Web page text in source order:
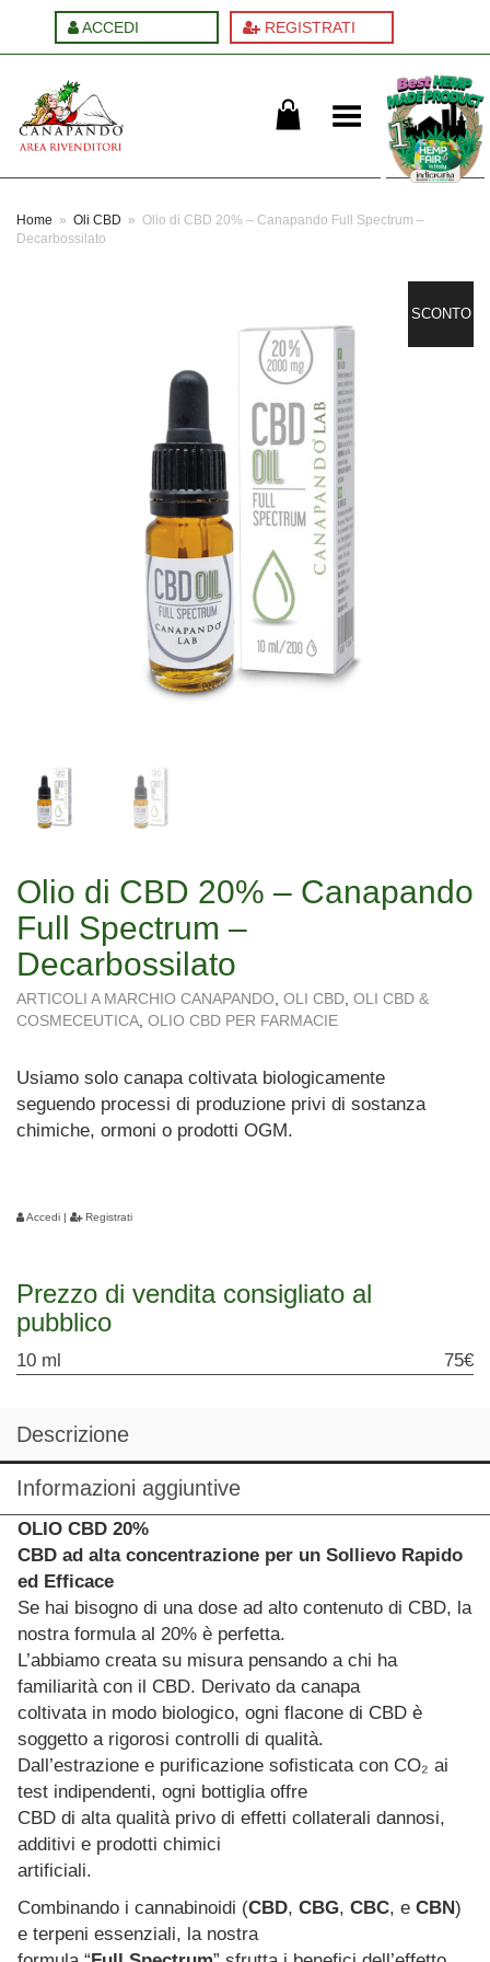
ACCEDI REGISTRATI
Cambia menu
Home » Oli CBD » Olio di CBD 20% – Canapando Full Spectrum –
Decarbossilato
SCONTO
Olio di CBD 20% – Canapando
Full Spectrum –
Decarbossilato
ARTICOLI A MARCHIO CANAPANDO OLI CBD OLI CBD &
COSMECEUTICA OLIO CBD PER FARMACIE
Usiamo solo canapa coltivata biologicamente
seguendo processi di produzione privi di sostanza
chimiche, ormoni o prodotti OGM.
Accedi | Registrati
Prezzo di vendita consigliato al
pubblico
10 ml 75€
Descrizione
Informazioni aggiuntive
OLIO CBD 20%
CBD ad alta concentrazione per un Sollievo Rapido
ed Efficace
Se hai bisogno di una dose ad alto contenuto di CBD, la
nostra formula al 20% è perfetta.
L’abbiamo creata su misura pensando a chi ha
familiarità con il CBD. Derivato da canapa
coltivata in modo biologico, ogni flacone di CBD è
soggetto a rigorosi controlli di qualità.
Dall’estrazione e purificazione sofisticata con CO₂ ai
test indipendenti, ogni bottiglia offre
CBD di alta qualità privo di effetti collaterali dannosi,
additivi e prodotti chimici
artificiali.
Combinando i cannabinoidi (CBD, CBG, CBC, e CBN)
e terpeni essenziali, la nostra